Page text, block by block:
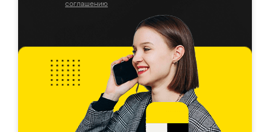
соглашению